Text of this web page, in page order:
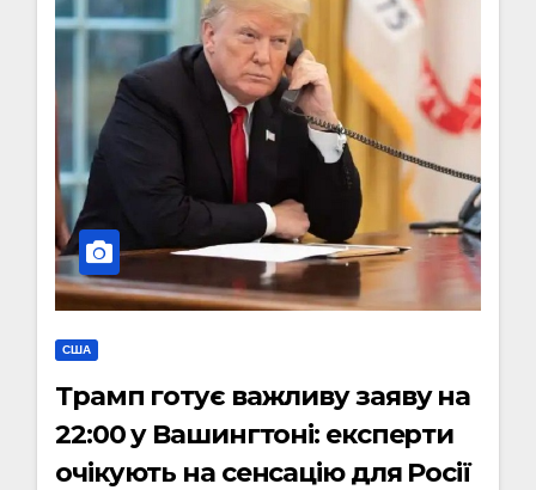
США
Трамп готує важливу заяву на
22:00 у Вашингтоні: експерти
очікують на сенсацію для Росії